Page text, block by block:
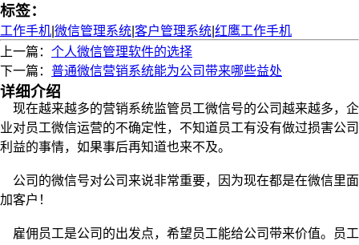
标签：
工作手机 微信管理系统 客户管理系统 红鹰工作手机
上一篇： 个人微信管理软件的选择
下一篇： 普通微信营销系统能为公司带来哪些益处
详细介绍
现在越来越多的营销系统监管员工微信号的公司越来越多，企
业对员工微信运营的不确定性，不知道员工有没有做过损害公司
利益的事情，如果事后再知道也来不及。
公司的微信号对公司来说非常重要，因为现在都是在微信里面
加客户！
雇佣员工是公司的出发点，希望员工能给公司带来价值。员工